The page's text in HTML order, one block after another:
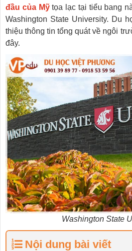
đầu của Mỹtọa lạc tại tiểu bang
Washington State University. Du
thiệu thông tin tổng quát về ngôi
đây.
Washington State
Nội dung bài viết